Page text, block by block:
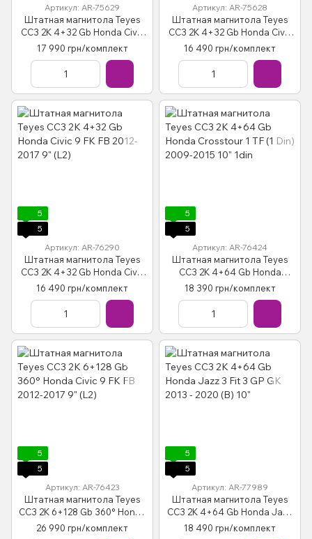
Артикул: AR-75629
Штатная магнитола Teyes
CC3 2K 4+32 Gb Honda Civic
9 Middle East 2013-2016 9"
17 990 грн/комплект
Артикул: AR-75628
Штатная магнитола Teyes
CC3 2K 4+32 Gb Honda Civic
9 FB FK FD 2011-2015 9"
16 490 грн/комплект
5
5
Артикул: AR-76290
Штатная магнитола Teyes
CC3 2K 4+32 Gb Honda Civic
9 FK FB 2012-2017 9" (L2)
16 490 грн/комплект
5
5
Артикул: AR-76424
Штатная магнитола Teyes
CC3 2K 4+64 Gb Honda
Crosstour 1 TF (1 Din) 2009-
2015 10" 1din
18 390 грн/комплект
5
5
Артикул: AR-76423
Штатная магнитола Teyes
CC3 2K 6+128 Gb 360° Honda
Civic 9 FK FB 2012-2017 9" (L2)
26 990 грн/комплект
5
5
Артикул: AR-77989
Штатная магнитола Teyes
CC3 2K 4+64 Gb Honda Jazz
3 Fit 3 GP GK 2013 - 2020 (B)
18 490 грн/комплект